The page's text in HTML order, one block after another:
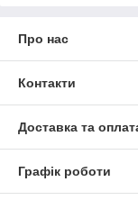
Про нас
Контакти
Доставка та
Графік роботи